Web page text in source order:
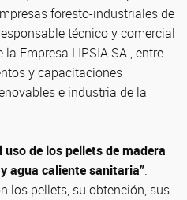
foresto-industriales de
técnico y comercial
Empresa LIPSIA SA., entre
y capacitaciones
e industria de la
uso de los pellets de madera
agua caliente sanitaria”.
los pellets, su obtención, sus